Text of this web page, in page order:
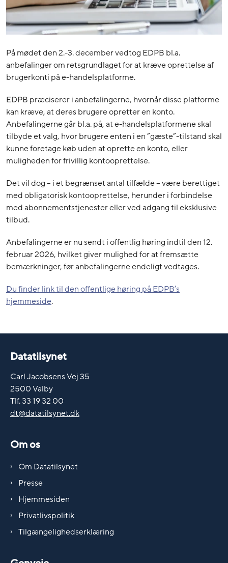
På mødet den 2.-3. december vedtog EDPB bl.a.
anbefalinger om retsgrundlaget for at kræve oprettelse af
brugerkonti på e-handelsplatforme.
EDPB præciserer i anbefalingerne, hvornår disse platforme
kan kræve, at deres brugere opretter en konto.
Anbefalingerne går bl.a. på, at e-handelsplatformene skal
tilbyde et valg, hvor brugere enten i en ”gæste”-tilstand skal
kunne foretage køb uden at oprette en konto, eller
muligheden for frivillig kontooprettelse.
Det vil dog – i et begrænset antal tilfælde – være berettiget
med obligatorisk kontooprettelse, herunder i forbindelse
med abonnementstjenester eller ved adgang til eksklusive
tilbud.
Anbefalingerne er nu sendt i offentlig høring indtil den 12.
februar 2026, hvilket giver mulighed for at fremsætte
bemærkninger, før anbefalingerne endeligt vedtages.
Du finder link til den offentlige høring på EDPB’s
hjemmeside.
Datatilsynet
Carl Jacobsens Vej 35
2500 Valby
Tlf. 33 19 32 00
dt@datatilsynet.dk
Om os
Om Datatilsynet
Presse
Hjemmesiden
Privatlivspolitik
Tilgængelighedserklæring